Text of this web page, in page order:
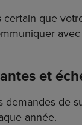
certain que
et
demandes de
année.